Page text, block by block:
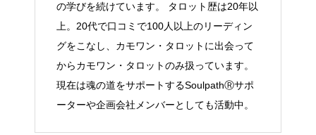
の学びを続けています。 タロット歴は20年以
上。20代で口コミで100人以上のリーディン
グをこなし、カモワン・タロットに出会って
からカモワン・タロットのみ扱っています。
現在は魂の道をサポートするSoulpathⓇサポ
ーターや企画会社メンバーとしても活動中。